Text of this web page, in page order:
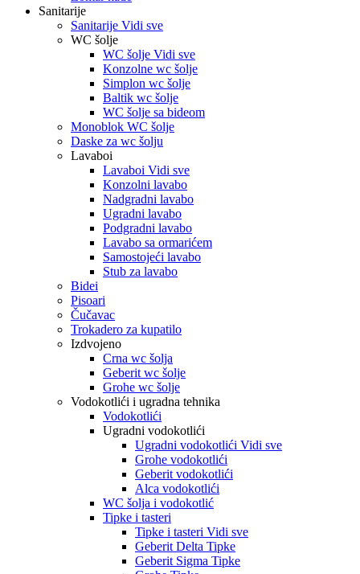
Sanitarije
Sanitarije Vidi sve
WC šolje
WC šolje Vidi sve
Konzolne wc šolje
Simplon wc šolje
Baltik wc šolje
WC šolje sa bideom
Monoblok WC šolje
Daske za wc šolju
Lavaboi
Lavaboi Vidi sve
Konzolni lavabo
Nadgradni lavabo
Ugradni lavabo
Podgradni lavabo
Lavabo sa ormarićem
Samostojeći lavabo
Stub za lavabo
Bidei
Pisoari
Čučavac
Trokadero za kupatilo
Izdvojeno
Crna wc šolja
Geberit wc šolje
Grohe wc šolje
Vodokotlići i ugradna tehnika
Vodokotlići
Ugradni vodokotlići
Ugradni vodokotlići Vidi sve
Grohe vodokotlići
Geberit vodokotlići
Alca vodokotlići
WC šolja i vodokotlić
Tipke i tasteri
Tipke i tasteri Vidi sve
Geberit Delta Tipke
Geberit Sigma Tipke